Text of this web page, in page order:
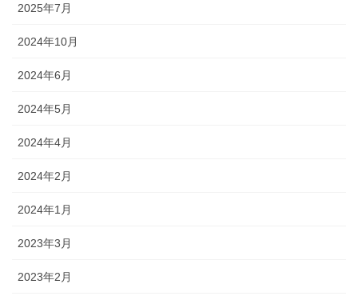
2025年7月
2024年10月
2024年6月
2024年5月
2024年4月
2024年2月
2024年1月
2023年3月
2023年2月